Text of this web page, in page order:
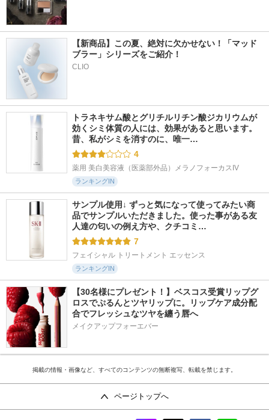
【新商品】この夏、絶対に欠かせない！「マッド
ブラー」シリーズをご紹介！
CLIO
トラネキサム酸とグリチルリチン酸ジカリウムが
効くシミ体質の人には、効果があると思います。
昔、私がシミを消すのに、唯一…
4
薬用 美白美容液（医薬部外品）メラノフォーカスIV
ランキングIN
サンプル使用↓ ずっと気になって使ってみたい商
品でサンプルいただきました。使った事がある友
人達の匂いの例え方や、クチコミ…
7
フェイシャル トリートメント エッセンス
ランキングIN
【30名様にプレゼント！】ベスコス受賞リップグ
ロスでぷるんとツヤリップに。リップケア成分配
合でフレッシュなツヤを纏う唇へ
メイクアップフォーエバー
掲載の情報・画像など、すべてのコンテンツの無断複写、転載を禁じます。
ページトップへ